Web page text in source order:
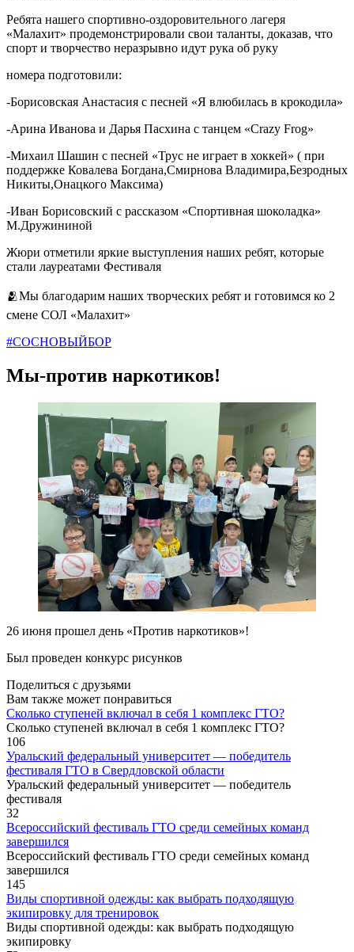
Ребята нашего спортивно-оздоровительного лагеря
«Малахит» продемонстрировали свои таланты, доказав, что
спорт и творчество неразрывно идут рука об руку
номера подготовили:
-Борисовская Анастасия с песней «Я влюбилась в крокодила»
-Арина Иванова и Дарья Пасхина с танцем «Crazy Frog»
-Михаил Шашин с песней «Трус не играет в хоккей» ( при
поддержке Ковалева Богдана,Смирнова Владимира,Безродных
Никиты,Онацкого Максима)
-Иван Борисовский с рассказом «Спортивная шоколадка»
М.Дружининой
Жюри отметили яркие выступления наших ребят, которые
стали лауреатами Фестиваля
🫂Мы благодарим наших творческих ребят и готовимся ко 2
смене СОЛ «Малахит»
#СОСНОВЫЙБОР
Мы-против наркотиков!
26 июня прошел день «Против наркотиков»!
Был проведен конкурс рисунков
Поделиться с друзьями
Вам также может понравиться
Сколько ступеней включал в себя 1 комплекс ГТО?
Сколько ступеней включал в себя 1 комплекс ГТО?
106
Уральский федеральный университет — победитель
фестиваля ГТО в Свердловской области
Уральский федеральный университет — победитель
фестиваля
32
Всероссийский фестиваль ГТО среди семейных команд
завершился
Всероссийский фестиваль ГТО среди семейных команд
завершился
145
Виды спортивной одежды: как выбрать подходящую
экипировку для тренировок
Виды спортивной одежды: как выбрать подходящую
экипировку